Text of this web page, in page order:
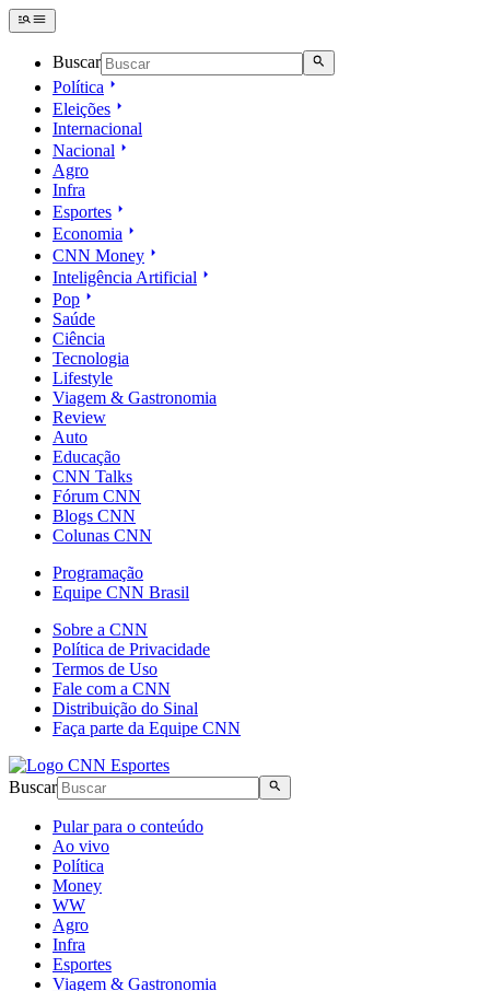
Buscar
Política
Eleições
Internacional
Nacional
Agro
Infra
Esportes
Economia
CNN Money
Inteligência Artificial
Pop
Saúde
Ciência
Tecnologia
Lifestyle
Viagem & Gastronomia
Review
Auto
Educação
CNN Talks
Fórum CNN
Blogs CNN
Colunas CNN
Programação
Equipe CNN Brasil
Sobre a CNN
Política de Privacidade
Termos de Uso
Fale com a CNN
Distribuição do Sinal
Faça parte da Equipe CNN
Buscar
Pular para o conteúdo
Ao vivo
Política
Money
WW
Agro
Infra
Esportes
Viagem & Gastronomia